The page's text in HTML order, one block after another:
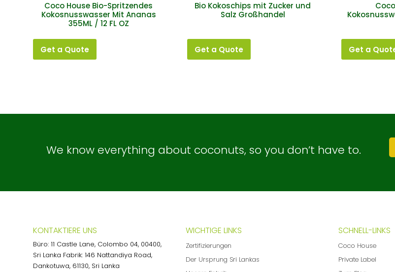
Coco House Bio-Spritzendes
Kokosnusswasser Mit Ananas
355ML / 12 FL OZ
Get a Quote
Bio Kokoschips mit Zucker und
Salz Großhandel
Get a Quote Get a
We know everything about coconuts, so you don’t have to.
KONTAKTIERE UNS
Büro: 11 Castle Lane, Colombo 04, 00400,
Sri Lanka Fabrik: 146 Nattandiya Road,
Dankotuwa, 61130, Sri Lanka
WICHTIGE LINKS
Zertifizierungen
Der Ursprung Sri Lankas
SCHNELL-LINKS
Coco House
Private Label